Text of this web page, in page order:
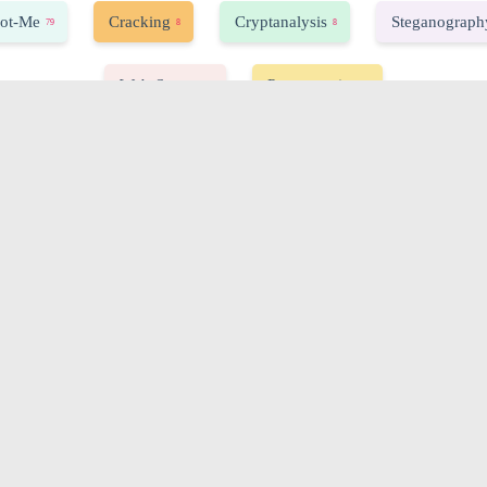
Me 79 Cracking 8 Cryptanalysis 8
Web-Server Programming